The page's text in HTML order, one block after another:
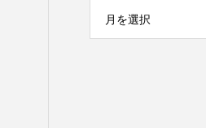
月を選択